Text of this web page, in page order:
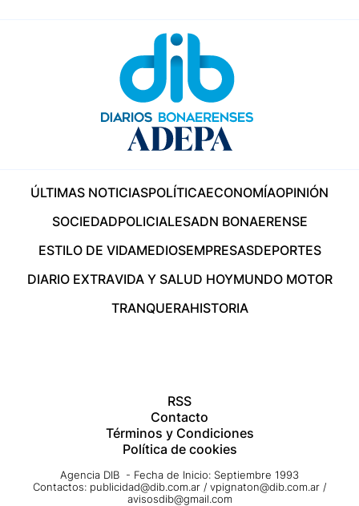
ÚLTIMAS NOTICIASPOLÍTICAECONOMÍAOPINIÓN
SOCIEDADPOLICIALESADN BONAERENSE
ESTILO DE VIDAMEDIOSEMPRESASDEPORTES
DIARIO EXTRAVIDA Y SALUD HOYMUNDO MOTOR
TRANQUERAHISTORIA
RSS
Contacto
Términos y Condiciones
Política de cookies
Agencia DIB - Fecha de Inicio: Septiembre 1993
Contactos: publicidad@dib.com.ar / vpignaton@dib.com.ar /
avisosdib@gmail.com